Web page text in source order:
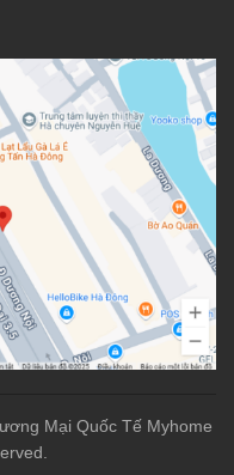
Mại Quốc Tế Myhome